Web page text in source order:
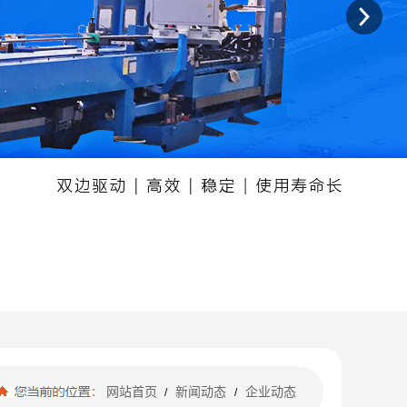
网站首页 / 新闻动态 / 企业动态